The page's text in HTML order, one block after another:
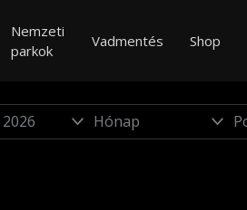
Nemzeti
parkok
Vadmentés Shop